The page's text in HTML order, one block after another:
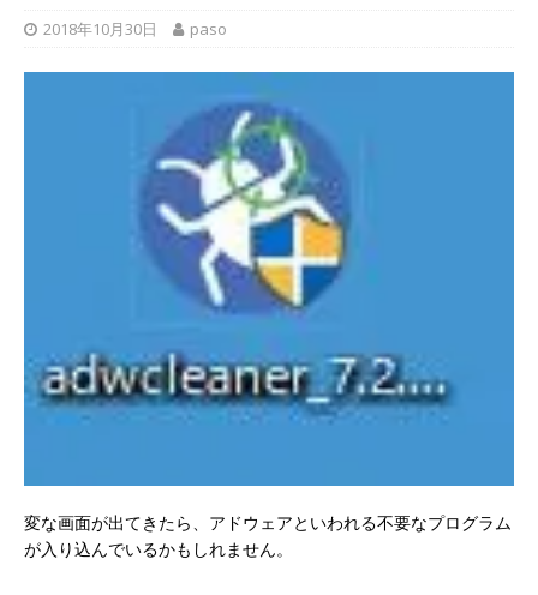
2018年10月30日 paso
変な画面が出てきたら、アドウェアといわれる不要なプログラム
が入り込んでいるかもしれません。